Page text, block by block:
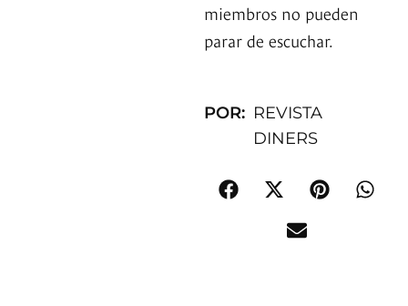
miembros no pueden
parar de escuchar.
POR: REVISTA
DINERS